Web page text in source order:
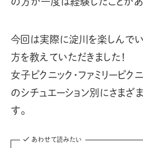
今回は実際に淀川を楽しんで
方を教えていただきました！
女子ピクニック・ファミリーピク
のシチュエーション別にさまざ
す。
あわせて読みたい